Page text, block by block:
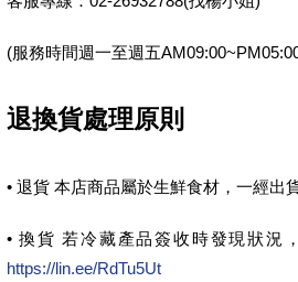
(服務時間週一至週五
退換貨處理原則
• 退貨 本店商品屬於生鮮食材，一經出
• 換貨 若冷藏產品簽收時發現狀況
https://lin.ee/RdTu5Ut